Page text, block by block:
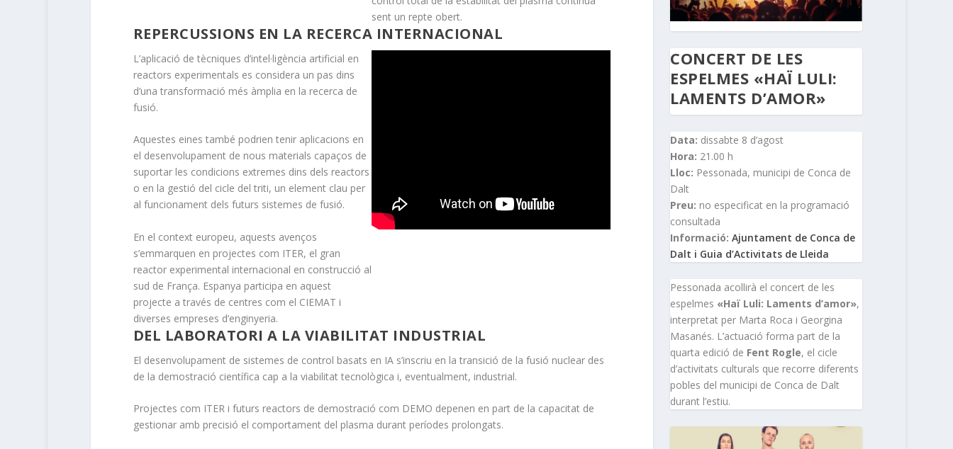
sent un repte obert.
REPERCUSSIONS EN LA RECERCA INTERNACIONAL
L’aplicació de tècniques d’intel·ligència artificial en
reactors experimentals es considera un pas dins
d’una transformació més àmplia en la recerca de
fusió.
Aquestes eines també podrien tenir aplicacions en
el desenvolupament de nous materials capaços de
suportar les condicions extremes dins dels reactors
o en la gestió del cicle del triti, un element clau per
al funcionament dels futurs sistemes de fusió.
En el context europeu, aquests avenços
s’emmarquen en projectes com ITER, el gran
reactor experimental internacional en construcció al
sud de França. Espanya participa en aquest
projecte a través de centres com el CIEMAT i
diverses empreses d’enginyeria.
DEL LABORATORI A LA VIABILITAT INDUSTRIAL
El desenvolupament de sistemes de control basats en IA s’inscriu en la transició de la fusió nuclear des
de la demostració científica cap a la viabilitat tecnològica i, eventualment, industrial.
Projectes com ITER i futurs reactors de demostració com DEMO depenen en part de la capacitat de
gestionar amb precisió el comportament del plasma durant períodes prolongats.
CONCERT DE LES
ESPELMES «HAÏ LULI:
LAMENTS D’AMOR»
Data: dissabte 8 d’agost
Hora: 21.00 h
Lloc: Pessonada, municipi de Conca de
Dalt
Preu: no especificat en la programació
consultada
Informació: Ajuntament de Conca de
Dalt i Guia d’Activitats de Lleida
Pessonada acollirà el concert de les
espelmes «Haï Luli: Laments d’amor»,
interpretat per Marta Roca i Georgina
Masanés. L’actuació forma part de la
quarta edició de Fent Rogle, el cicle
d’activitats culturals que recorre diferents
pobles del municipi de Conca de Dalt
durant l’estiu.